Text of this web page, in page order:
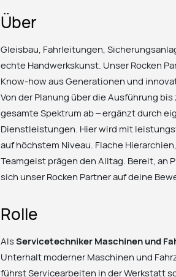
Über
Gleisbau, Fahrleitungen,
echte Handwerkskunst. Unser Rocken
Know-how aus Generationen und
Von der Planung über die Ausführung
gesamte Spektrum ab – ergänzt durch
Dienstleistungen. Hier wird mit
auf höchstem Niveau. Flache
Teamgeist prägen den Alltag. Bereit, an
sich unser Rocken Partner auf deine
Rolle
AlsServicetechniker Maschinen und
Unterhalt moderner Maschinen und
führst Servicearbeiten in der Werkstatt